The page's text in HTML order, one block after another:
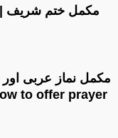
مکمل ختم شریف ||
مکمل نماز عربی اور